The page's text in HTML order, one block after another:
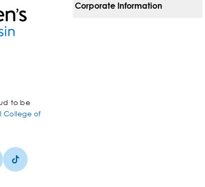
to be
of
Corporate Information
tab)
in a new tab)
in a new tab)
(Opens in a new tab)
Tiktok (Opens in a new tab)